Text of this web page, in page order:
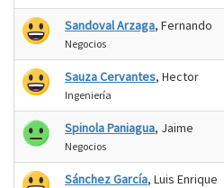
Sandoval Arzaga, Fernando
Negocios
Sauza Cervantes, Hector
Ingeniería
Spinola Paniagua, Jaime
Negocios
Sánchez García, Luis Enrique